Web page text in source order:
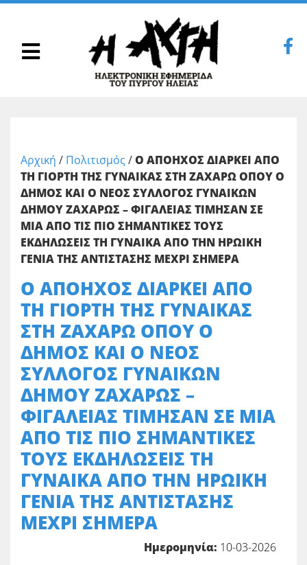
Αρχική / Πολιτισμός /Ο ΑΠΟΗΧΟΣ ΔΙΑΡΚΕΙ ΑΠΟ
ΤΗ ΓΙΟΡΤΗ ΤΗΣ ΓΥΝΑΙΚΑΣ ΣΤΗ ΖΑΧΑΡΩ ΟΠΟΥ Ο
ΔΗΜΟΣ ΚΑΙ Ο ΝΕΟΣ ΣΥΛΛΟΓΟΣ ΓΥΝΑΙΚΩΝ
ΔΗΜΟΥ ΖΑΧΑΡΩΣ – ΦΙΓΑΛΕΙΑΣ ΤΙΜΗΣΑΝ ΣΕ
ΜΙΑ ΑΠΟ ΤΙΣ ΠΙΟ ΣΗΜΑΝΤΙΚΕΣ ΤΟΥΣ
ΕΚΔΗΛΩΣΕΙΣ ΤΗ ΓΥΝΑΙΚΑ ΑΠΟ ΤΗΝ ΗΡΩΙΚΗ
ΓΕΝΙΑ ΤΗΣ ΑΝΤΙΣΤΑΣΗΣ ΜΕΧΡΙ ΣΗΜΕΡΑ
Ο ΑΠΟΗΧΟΣ ΔΙΑΡΚΕΙ ΑΠΟ
ΤΗ ΓΙΟΡΤΗ ΤΗΣ ΓΥΝΑΙΚΑΣ
ΣΤΗ ΖΑΧΑΡΩ ΟΠΟΥ Ο
ΔΗΜΟΣ ΚΑΙ Ο ΝΕΟΣ
ΣΥΛΛΟΓΟΣ ΓΥΝΑΙΚΩΝ
ΔΗΜΟΥ ΖΑΧΑΡΩΣ –
ΦΙΓΑΛΕΙΑΣ ΤΙΜΗΣΑΝ ΣΕ ΜΙΑ
ΑΠΟ ΤΙΣ ΠΙΟ ΣΗΜΑΝΤΙΚΕΣ
ΤΟΥΣ ΕΚΔΗΛΩΣΕΙΣ ΤΗ
ΓΥΝΑΙΚΑ ΑΠΟ ΤΗΝ ΗΡΩΙΚΗ
ΓΕΝΙΑ ΤΗΣ ΑΝΤΙΣΤΑΣΗΣ
ΜΕΧΡΙ ΣΗΜΕΡΑ
Ημερομηνία: 10-03-2026